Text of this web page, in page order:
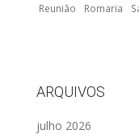
Reunião Romaria
ARQUIVOS
julho 2026